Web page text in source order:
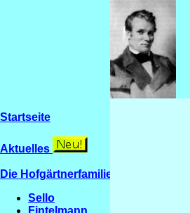
Startseite
Aktuelles
Die Hofgärtnerfamilien
Sello
Fintelmann